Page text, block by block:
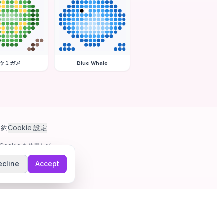
ウミガメ Blue Whale
Cookie 設定
を使用して
ム。
Accept